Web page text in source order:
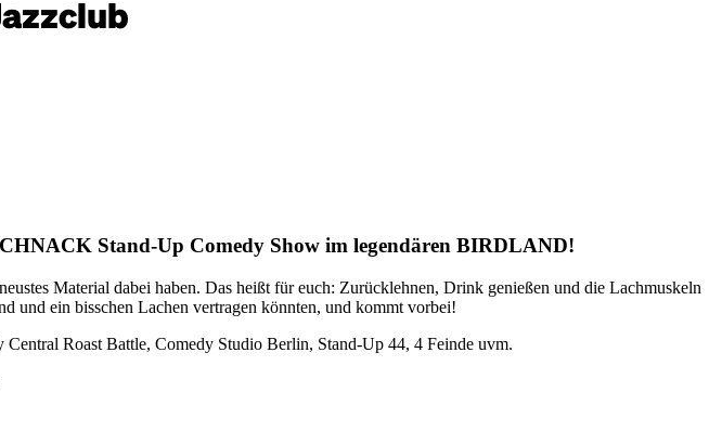
Stand-Up Comedy Show im legendären BIRDLAND!
Material dabei haben. Das heißt für euch: Zurücklehnen, Drink genießen und die Lachmuskeln
und ein bisschen Lachen vertragen könnten, und kommt vorbei!
Roast Battle, Comedy Studio Berlin, Stand-Up 44, 4 Feinde uvm.